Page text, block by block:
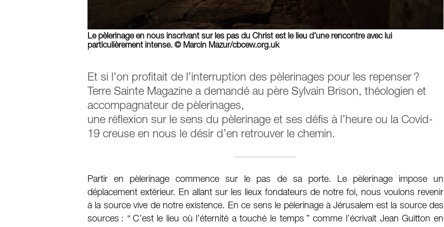
Le pèlerinage en nous inscrivant sur les pas du Christ est le lieu d’une rencontre avec lui
particulièrement intense. © Marcin Mazur/cbcew.org.uk
Et si l’on profitait de l’interruption des pèlerinages pour les repenser ?
Terre Sainte Magazine a demandé au père Sylvain Brison, théologien et
accompagnateur de pèlerinages,
une réflexion sur le sens du pèlerinage et ses défis à l’heure ou la Covid-
19 creuse en nous le désir d’en retrouver le chemin.
Partir en pèlerinage commence sur le pas de sa porte. Le pèlerinage impose un
déplacement extérieur. En allant sur les lieux fondateurs de notre foi, nous voulons revenir
à la source vive de notre existence. En ce sens le pèlerinage à Jérusalem est la source des
sources : “ C’est le lieu où l’éternité a touché le temps ” comme l’écrivait Jean Guitton en